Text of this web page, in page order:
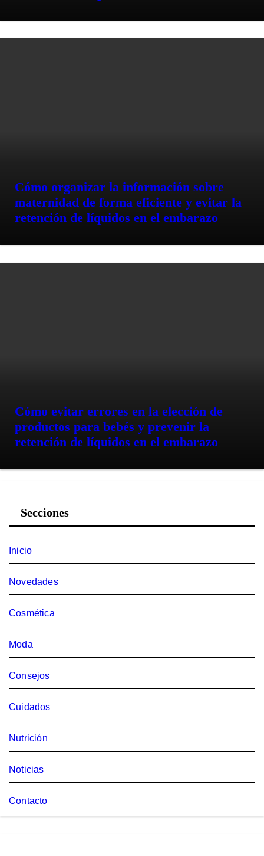
Cómo organizar la información sobre
maternidad de forma eficiente y evitar la
retención de líquidos en el embarazo
Cómo evitar errores en la elección de
productos para bebés y prevenir la
retención de líquidos en el embarazo
Secciones
Inicio
Novedades
Cosmética
Moda
Consejos
Cuidados
Nutrición
Noticias
Contacto